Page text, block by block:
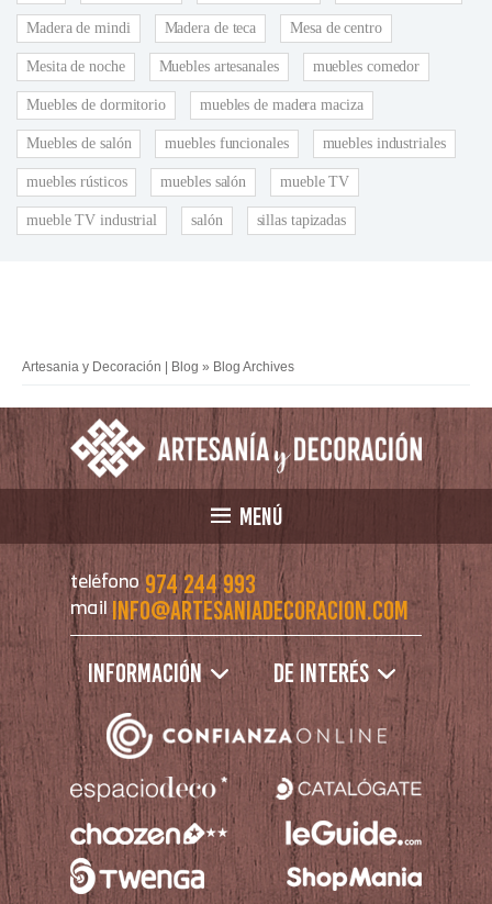
Madera de mindi Madera de teca Mesa de centro
Mesita de noche Muebles artesanales muebles comedor
Muebles de dormitorio muebles de madera maciza
Muebles de salón muebles funcionales muebles industriales
muebles rústicos muebles salón mueble TV
mueble TV industrial salón sillas tapizadas
Artesania y Decoración | Blog » Blog Archives
MENÚ
teléfono 974 244 993
mail info@artesaniadecoracion.com
Información
De interés